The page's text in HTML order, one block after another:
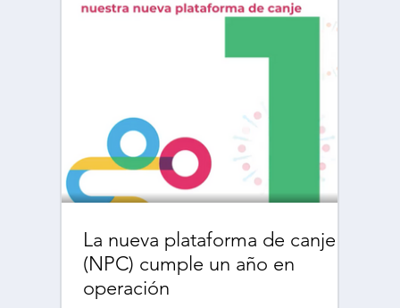
La nueva plataforma de canje
(NPC) cumple un año en
operación